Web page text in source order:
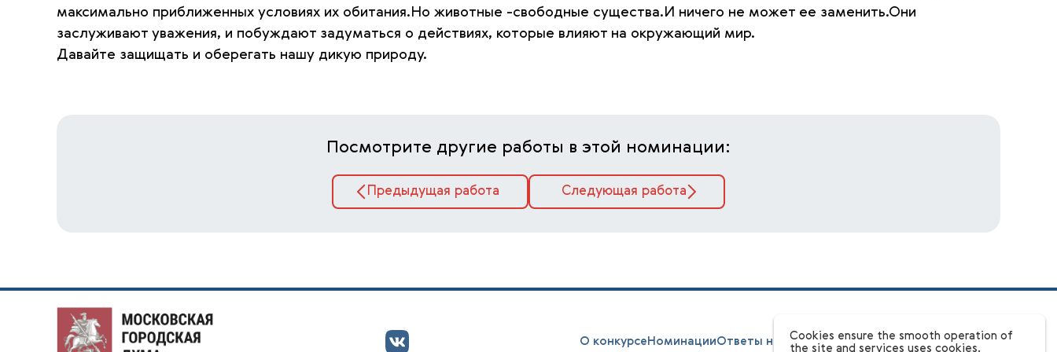
максимально приближенных условиях их обитания.Но животные -свободные существа.И ничего не может ее заменить.Они
заслуживают уважения, и побуждают задуматься о действиях, которые влияют на окружающий мир.
Давайте защищать и оберегать нашу дикую природу.
Посмотрите другие работы в этой номинации:
Предыдущая работа Следующая работа
О конкурсе НоминацииОтветы на вопросы Этапы Конкурсная комиссия
Cookies ensure the smooth operation of
the site and services uses cookies.